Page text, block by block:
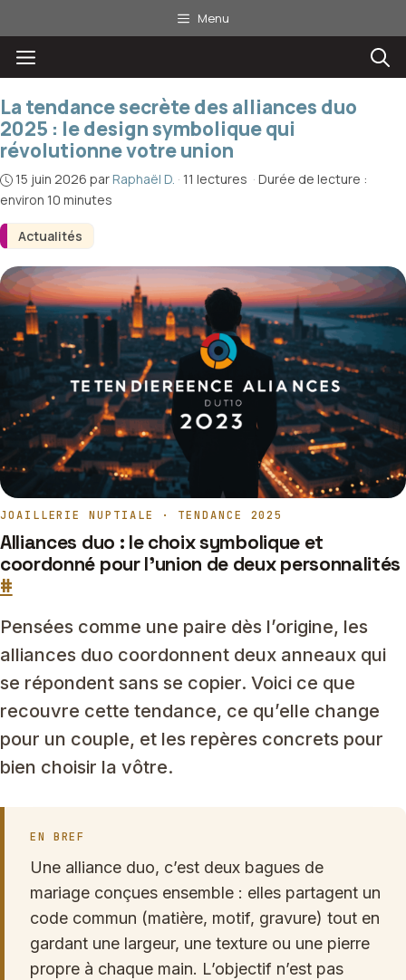
au
contenu
Menu
Menu
Actualités
La tendance secrète des alliances duo
2025 : le design symbolique qui
révolutionne votre union
15 juin 2026 par Raphaël D. · 11 lectures · Durée de lecture :
environ 10 minutes
JOAILLERIE NUPTIALE · TENDANCE 2025
Alliances duo : le choix symbolique et
coordonné pour l’union de deux personnalités
#
Pensées comme une paire dès l’origine, les
alliances duo coordonnent deux anneaux qui
se répondent sans se copier. Voici ce que
recouvre cette tendance, ce qu’elle change
pour un couple, et les repères concrets pour
bien choisir la vôtre.
EN BREF
Une alliance duo, c’est deux bagues de
mariage conçues ensemble : elles partagent un
code commun (matière, motif, gravure) tout en
gardant une largeur, une texture ou une pierre
propre à chaque main. L’objectif n’est pas